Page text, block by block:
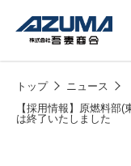
トップ
ニュース
【採用情報】原燃料部
は終了いたしました